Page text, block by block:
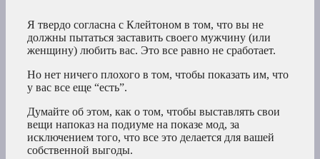
Я твердо согласна с Клейтоном в том, что вы не
должны пытаться заставить своего мужчину (или
женщину) любить вас. Это все равно не сработает.
Но нет ничего плохого в том, чтобы показать им, что
у вас все еще “есть”.
Думайте об этом, как о том, чтобы выставлять свои
вещи напоказ на подиуме на показе мод, за
исключением того, что все это делается для вашей
собственной выгоды.